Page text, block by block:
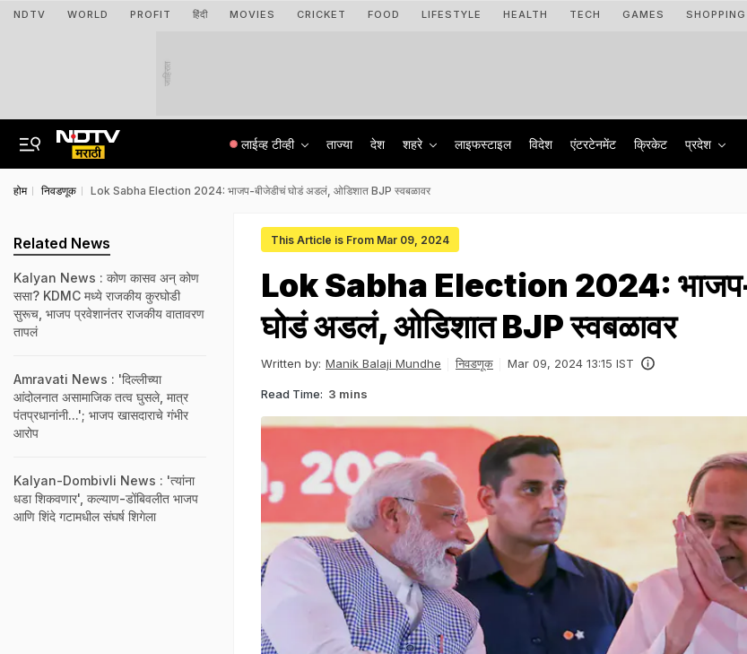
NDTV WORLD PROFIT हिंदी MOVIES CRICKET FOOD LIFESTYLE HEALTH TECH GAMES SHOPPING
जाहिरात
लाईव्ह टीव्ही ताज्या देश शहरे लाइफस्टाइल विदेश एंटरटेनमेंट क्रिकेट प्रदेश
होम निवडणूक Lok Sabha Election 2024: भाजप-बीजेडीचं घोडं अडलं, ओडिशात BJP स्वबळावर
This Article is From Mar 09, 2024
Lok Sabha Election 2024: भाजप-
घोडं अडलं, ओडिशात BJP स्वबळावर
Written by: Manik Balaji Mundhe निवडणूक Mar 09, 2024 13:15 IST
Read Time: 3 mins
Related News
Kalyan News : कोण कासव अन् कोण
ससा? KDMC मध्ये राजकीय कुरघोडी
सुरूच, भाजप प्रवेशानंतर राजकीय वातावरण
तापलं
Amravati News : 'दिल्लीच्या
आंदोलनात असामाजिक तत्व घुसले, मात्र
पंतप्रधानांनी...'; भाजप खासदाराचे गंभीर
आरोप
Kalyan-Dombivli News : 'त्यांना
धडा शिकवणार', कल्याण-डोंबिवलीत भाजप
आणि शिंदे गटामधील संघर्ष शिगेला